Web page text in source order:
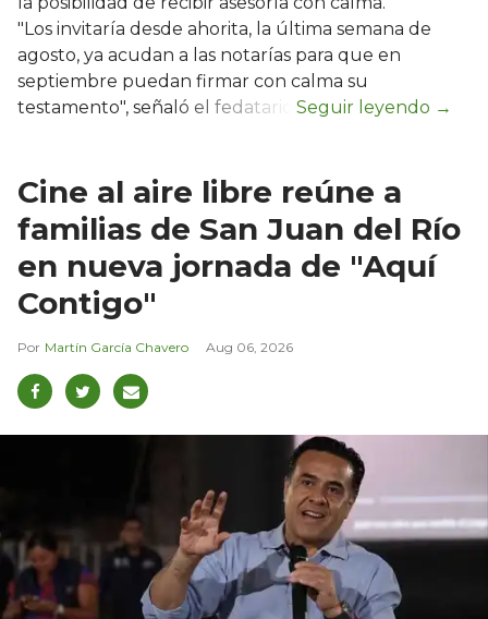
"Los invitaría desde ahorita, la última semana de
agosto, ya acudan a las notarías para que en
septiembre puedan firmar con calma su
testamento", señaló el fedatario.
Cine al aire libre reúne a
familias de San Juan del Río
en nueva jornada de "Aquí
Contigo"
Martín García Chavero Aug 06, 2026